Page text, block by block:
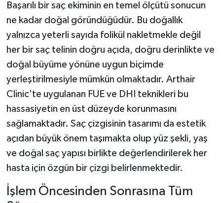
Başarılı bir saç ekiminin en temel ölçütü sonucun
ne kadar doğal göründüğüdür. Bu doğallık
yalnızca yeterli sayıda folikül nakletmekle değil
her bir saç telinin doğru açıda, doğru derinlikte ve
doğal büyüme yönüne uygun biçimde
yerleştirilmesiyle mümkün olmaktadır. Arthair
Clinic'te uygulanan FUE ve DHI teknikleri bu
hassasiyetin en üst düzeyde korunmasını
sağlamaktadır. Saç çizgisinin tasarımı da estetik
açıdan büyük önem taşımakta olup yüz şekli, yaş
ve doğal saç yapısı birlikte değerlendirilerek her
hasta için özgün bir çizgi belirlenmektedir.
İşlem Öncesinden Sonrasına Tüm